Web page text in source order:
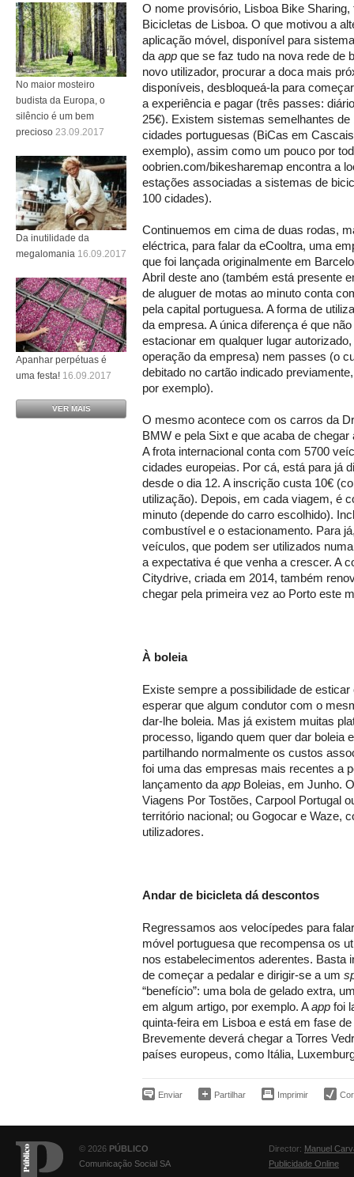
O nome provisório, Lisboa Bike
Bicicletas de Lisboa. O que motivou a
aplicação móvel, disponível para
da app que se faz tudo na nova rede de
novo utilizador, procurar a doca mais
disponíveis, desbloqueá-la para
a experiência e pagar (três passes:
25€). Existem sistemas semelhantes
cidades portuguesas (BiCas em
exemplo), assim como um pouco por
oobrien.com/bikesharemap encontra a
estações associadas a sistemas de
100 cidades).
Continuemos em cima de duas rodas,
eléctrica, para falar da eCooltra, uma
que foi lançada originalmente em
Abril deste ano (também está presente
de aluguer de motas ao minuto conta
pela capital portuguesa. A forma de
da empresa. A única diferença é que
estacionar em qualquer lugar
operação da empresa) nem passes (o
debitado no cartão indicado
por exemplo).
O mesmo acontece com os carros da
BMW e pela Sixt e que acaba de
A frota internacional conta com 5700
cidades europeias. Por cá, está para já
desde o dia 12. A inscrição custa 10€
utilização). Depois, em cada viagem, é
minuto (depende do carro escolhido).
combustível e o estacionamento. Para
veículos, que podem ser utilizados
a expectativa é que venha a crescer. A
Citydrive, criada em 2014, também
chegar pela primeira vez ao Porto este
À boleia
Existe sempre a possibilidade de
esperar que algum condutor com o
dar-lhe boleia. Mas já existem muitas
processo, ligando quem quer dar boleia
partilhando normalmente os custos
foi uma das empresas mais recentes a
lançamento da app Boleias, em Junho.
Viagens Por Tostões, Carpool Portugal
território nacional; ou Gogocar e Waze,
utilizadores.
Andar de bicicleta dá descontos
Regressamos aos velocípedes para
móvel portuguesa que recompensa os
nos estabelecimentos aderentes. Basta
de começar a pedalar e dirigir-se a um
“benefício”: uma bola de gelado extra,
em algum artigo, por exemplo. Aapp foi
quinta-feira em Lisboa e está em fase
Brevemente deverá chegar a Torres
países europeus, como Itália,
Enviar Partilhar Imprimir
No maior mosteiro
budista da Europa, o
silêncio é um bem
precioso 23.09.2017
Da inutilidade da
megalomania 16.09.2017
Apanhar perpétuas é
uma festa! 16.09.2017
VER MAIS
© 2026 PÚBLICO
Comunicação Social SA
Director: Manuel
Publicidade Online